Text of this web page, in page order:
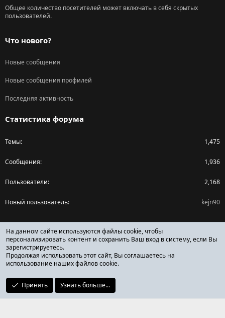
Общее количество посетителей может включать в себя скрытых
пользователей.
Что нового?
Новые сообщения
Новые сообщения профилей
Последняя активность
Статистика форума
Темы 1,475
Сообщения 1,936
Пользователи 2,168
Новый пользователь kejn90
Поделиться страницей
Facebook
X (Twitter)
Reddit
ОТЗЫВЫ ОНЛАЙН ФОРУМ
На данном сайте используются файлы cookie, чтобы
персонализировать контент и сохранить Ваш вход в систему, если Вы
зарегистрируетесь.
Продолжая использовать этот сайт, Вы соглашаетесь на
использование наших файлов cookie.
Принять Узнать больше...